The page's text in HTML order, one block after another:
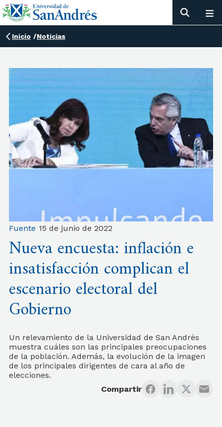
Inicio /Noticias
Fuente 15 de junio de 2022
Nueva encuesta: inflación e
insatisfacción complican el
escenario electoral del
Gobierno
Un relevamiento de la Universidad de San Andrés
muestra cuáles son las principales preocupaciones
de la población. Además, la evolución de la imagen
de los principales dirigentes de cara al año de
elecciones.
Compartir